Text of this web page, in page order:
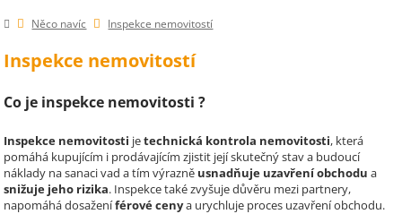
Něco navíc Inspekce nemovitostí
Inspekce nemovitostí
Co je inspekce nemovitosti ?
Inspekce nemovitosti jetechnická kontrola nemovitosti, která
pomáhá kupujícím i prodávajícím zjistit její skutečný stav a budoucí
náklady na sanaci vad a tím výrazně usnadňuje uzavření obchodu a
snižuje jeho rizika. Inspekce také zvyšuje důvěru mezi partnery,
napomáhá dosaženíférové cenya urychluje proces uzavření obchodu.